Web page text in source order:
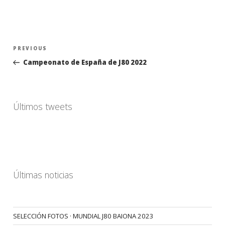
Navegación
entradas
Previous
Post
PREVIOUS
Campeonato de España de J80 2022
Últimos tweets
Últimas noticias
SELECCIÓN FOTOS · MUNDIAL J80 BAIONA 2023